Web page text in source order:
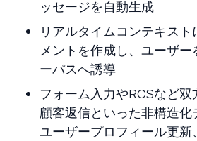
ッセージを自動生成
リアルタイムコンテキス
メントを作成し、ユーザ
ーパスへ誘導
フォーム入力やRCSなど
顧客返信といった非構造化
ユーザープロフィール更